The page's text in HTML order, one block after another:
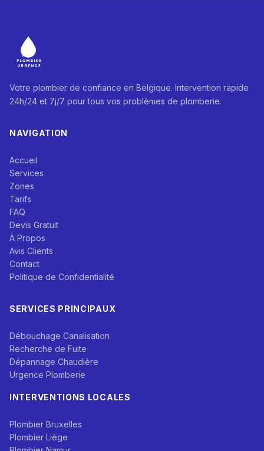
Votre plombier de confiance en Belgique. Intervention rapide
24h/24 et 7j/7 pour tous vos problèmes de plomberie.
NAVIGATION
Accueil
Services
Zones
Tarifs
FAQ
Devis Gratuit
À Propos
Avis Clients
Contact
Politique de Confidentialité
SERVICES PRINCIPAUX
Débouchage Canalisation
Recherche de Fuite
Dépannage Chaudière
Urgence Plomberie
INTERVENTIONS LOCALES
Plombier Bruxelles
Plombier Liège